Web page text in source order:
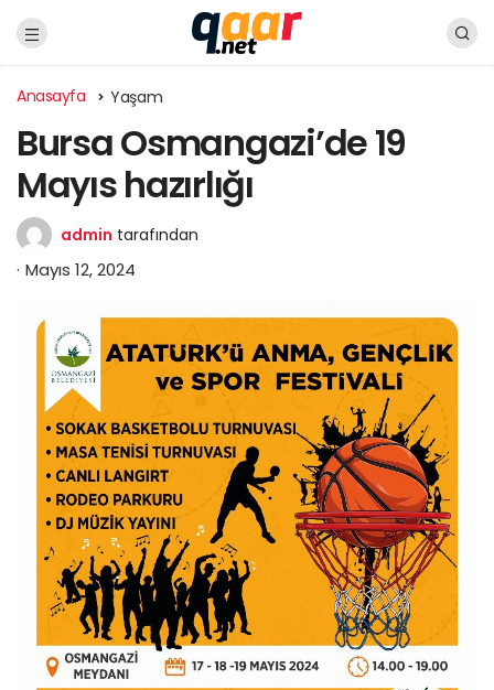
Anasayfa Yaşam
Bursa Osmangazi’de 19
Mayıs hazırlığı
admin tarafından
Mayıs 12, 2024